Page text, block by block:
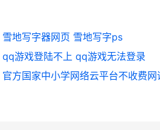
雪地写字器网页 雪地写字ps
qq游戏登陆不上 qq游戏无法登录